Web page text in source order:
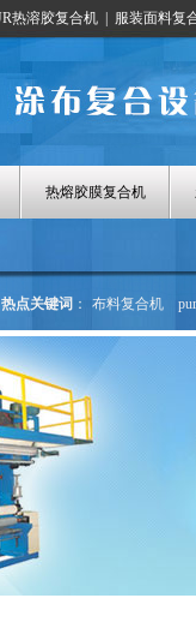
热溶胶复合机 服装面料复
热熔胶膜复合机
热点关键词 ： 布料复合机
热熔胶涂布机
热熔胶膜复合